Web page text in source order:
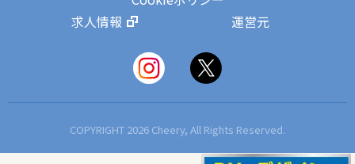
求人情報
運営元
COPYRIGHT 2026 Cheery, All Rights Reserved.